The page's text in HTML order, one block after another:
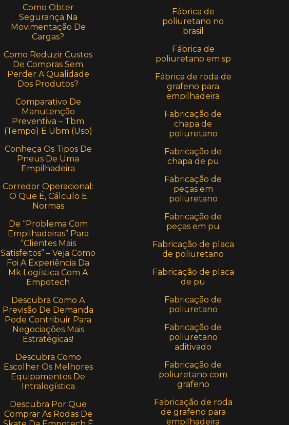
Como Obter
Segurança Na
Movimentação De
Cargas?
Como Reduzir Custos
De Compras Sem
Perder A Qualidade
Dos Produtos?
Comparativo De
Manutenção
Preventiva – Tbm
(Tempo) E Ubm (Uso)
Conheça Os Tipos De
Pneus De Uma
Empilhadeira
Corredor Operacional:
O Que É, Cálculo E
Normas
De “Problema Com
Empilhadeiras” Para
“Clientes Mais
Satisfeitos” – Veja Como
Foi A Experiência Da
Mk Logística Com A
Empotech
Descubra Como A
Previsão De Demanda
Pode Contribuir Para
Negociações Mais
Estratégicas!
Descubra Como
Escolher Os Melhores
Equipamentos De
Intralogística
Descubra Por Que
Comprar As Rodas De
Fábrica de
poliuretano no
brasil
Fábrica de
poliuretano em sp
Fábrica de roda de
grafeno para
empilhadeira
Fabricação de
chapa de
poliuretano
Fabricação de
chapa de pu
Fabricação de
peças em
poliuretano
Fabricação de
peças em pu
Fabricação de placa
de poliuretano
Fabricação de placa
de pu
Fabricação de
poliuretano
Fabricação de
poliuretano
aditivado
Fabricação de
poliuretano com
grafeno
Fabricação de roda
de grafeno para
empilhadeira